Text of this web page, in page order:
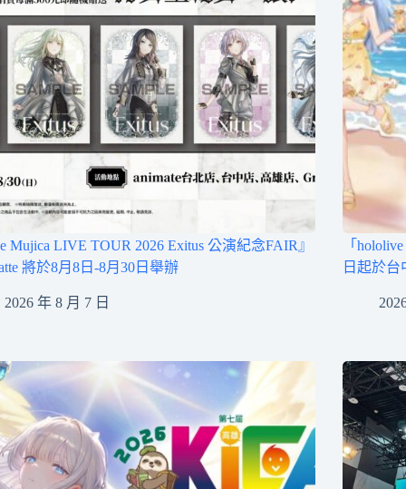
Mujica LIVE TOUR 2026 Exitus 公演紀念FAIR』
將於8月8日-8月30日舉辦
2026 年 8 月 7 日
「
日起於